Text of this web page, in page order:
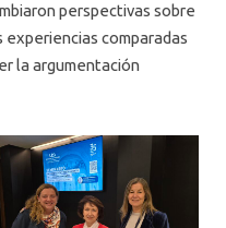
perspectivas sobre
comparadas
la argumentación